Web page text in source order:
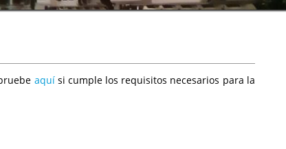
aquísi cumple los requisitos necesarios para la